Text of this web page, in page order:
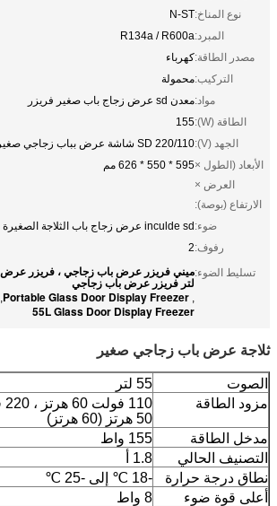
نوع المناخ:N-ST
المبرد:R134a / R600a
مصدر الطاقة:كهرباء
التركيب:محمولة
مواد:معدن sd عرض زجاج باب صغير فريزر
الطاقة (W):
155
الجهد (V):
220/110 SD شاشة عرض بباب زجاجي صغير
الأبعاد (الطول ×
العرض ×
الارتفاع (بوصة):
595 * 550 * 626 مم
ضوء:inculde sd عرض زجاج باب الثلاجة الصغيرة
رفوف:2
تسليط الضوء:
لتر فريزر عرض باب زجاجي
,
Portable Glass Door Display Freezer
,
55L Glass Door Display Freezer
ثلاجة عرض باب زجاجي صغير
الصوت
55 لتر
مزود الطاقة
50 هرتز (60 هرتز)
مدخل الطاقة
155 واط
التصنيف الحالي
1.8 أ
نطاق درجة حرارة
-18 ℃ إلى -25 ℃
أعلى قوة ضوء
8 واط